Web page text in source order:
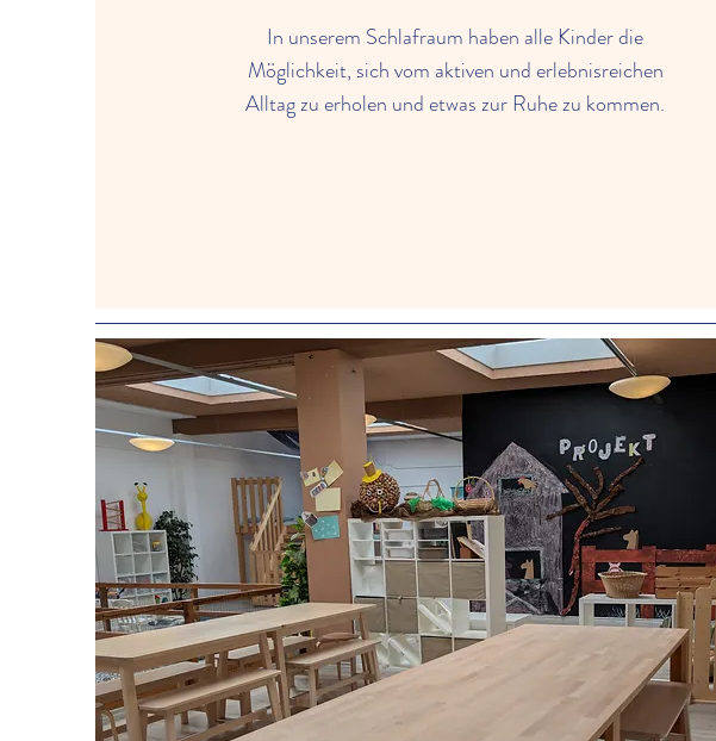
In unserem Schlafraum haben alle Kinder die
Möglichkeit, sich vom aktiven und erlebnisreichen
Alltag zu erholen und etwas zur Ruhe zu kommen.